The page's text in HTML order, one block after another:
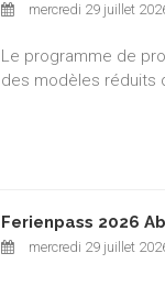
mercredi 29 juillet
Le programme de
des modèles réduits
Ferienpass 2026
mercredi 29 juillet